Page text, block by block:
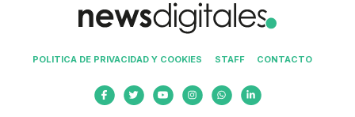
POLITICA DE PRIVACIDAD Y COOKIES STAFF CONTACTO